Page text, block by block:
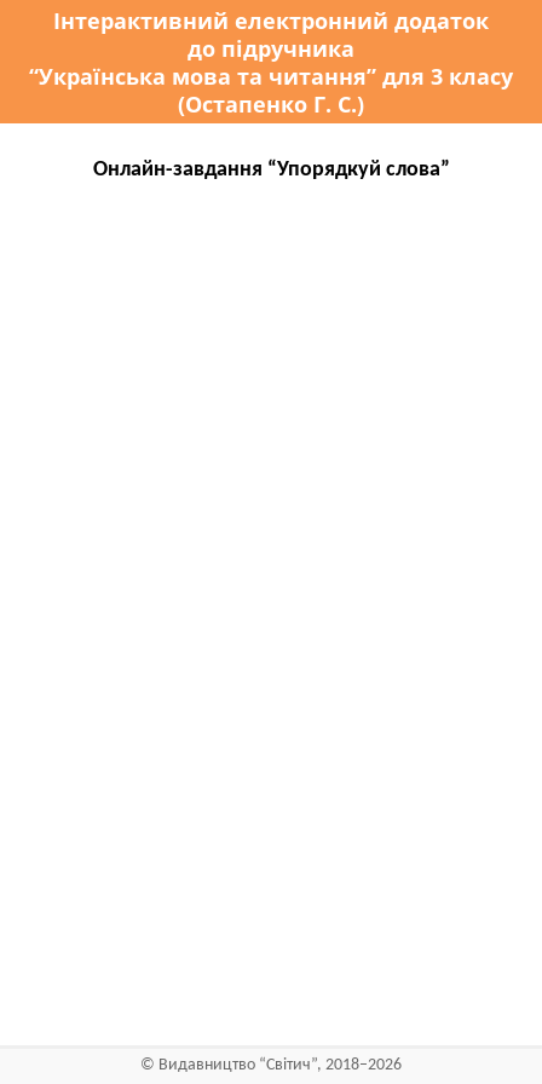
Інтерактивний електронний додаток
до підручника
“Українська мова та читання” для 3 класу
(Остапенко Г. С.)
Онлайн-завдання “Упорядкуй слова”
© Видавництво “Світич”, 2018–2026